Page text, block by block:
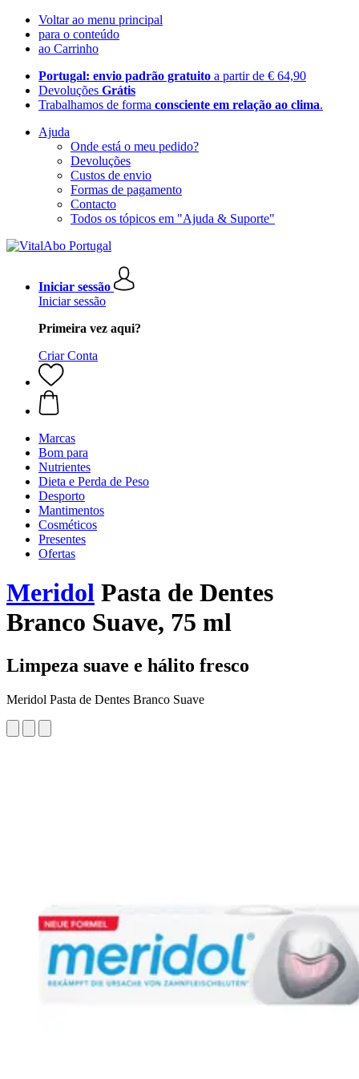
Voltar ao menu principal
para o conteúdo
ao Carrinho
Portugal: envio padrão gratuito a partir de € 64,90
Devoluções Grátis
Trabalhamos de forma consciente em relação ao clima.
Ajuda
Onde está o meu pedido?
Devoluções
Custos de envio
Formas de pagamento
Contacto
Todos os tópicos em "Ajuda & Suporte"
Iniciar sessão
Iniciar sessão
Primeira vez aqui?
Criar Conta
Marcas
Bom para
Nutrientes
Dieta e Perda de Peso
Desporto
Mantimentos
Cosméticos
Presentes
Ofertas
Meridol Pasta de Dentes
Branco Suave, 75 ml
Limpeza suave e hálito fresco
Meridol Pasta de Dentes Branco Suave